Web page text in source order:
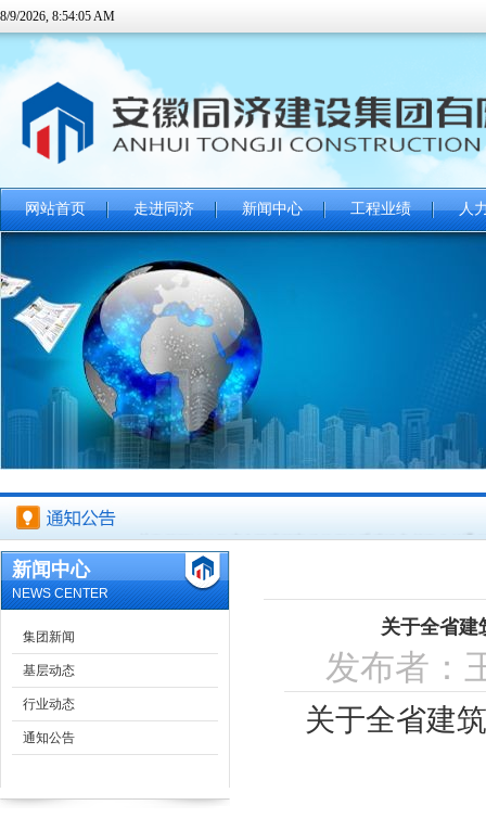
8/9/2026, 8:54:06 AM
网站首页 走进同济 新闻中心 工程业绩 人
关于开展2018年度合肥建筑市场信用体系建设考核工作的通
关于印发《合肥市建设工程竣工结算备案 管理办法》的通知
合肥市装配式建筑工程样板房制作基本要求
关于规范合肥市装配式建筑样板房管理有关事项的通知
关于开展安徽省2018年度工程建设标准员（A类）培训考核
新闻中心
NEWS CENTER
集团新闻
基层动态
行业动态
通知公告
关于全省建
发布者
关于全省建